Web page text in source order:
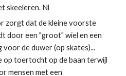
skeeleren. Nl
zorgt dat de kleine voorste
door een "groot" wiel en een
voor de duwer (op skates)...
op toertocht op de baan terwijl
mensen met een